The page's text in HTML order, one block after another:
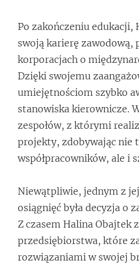
Po zakończeniu edukacji,
swoją karierę zawodową,
korporacjach o
Dzięki swojemu
umiejętnościom szybko
stanowiska kierownicze.
zespołów, z którymi
projekty, zdobywając nie
współpracowników, ale i
Niewątpliwie, jednym z
osiągnięć była decyzja o
Z czasem Halina Obajtek
przedsiębiorstwa, które
rozwiązaniami w swojej